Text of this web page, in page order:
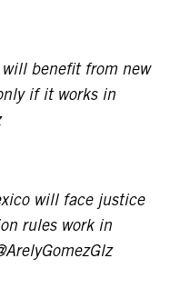
benefit from new
if it works in
will face justice
rules work in